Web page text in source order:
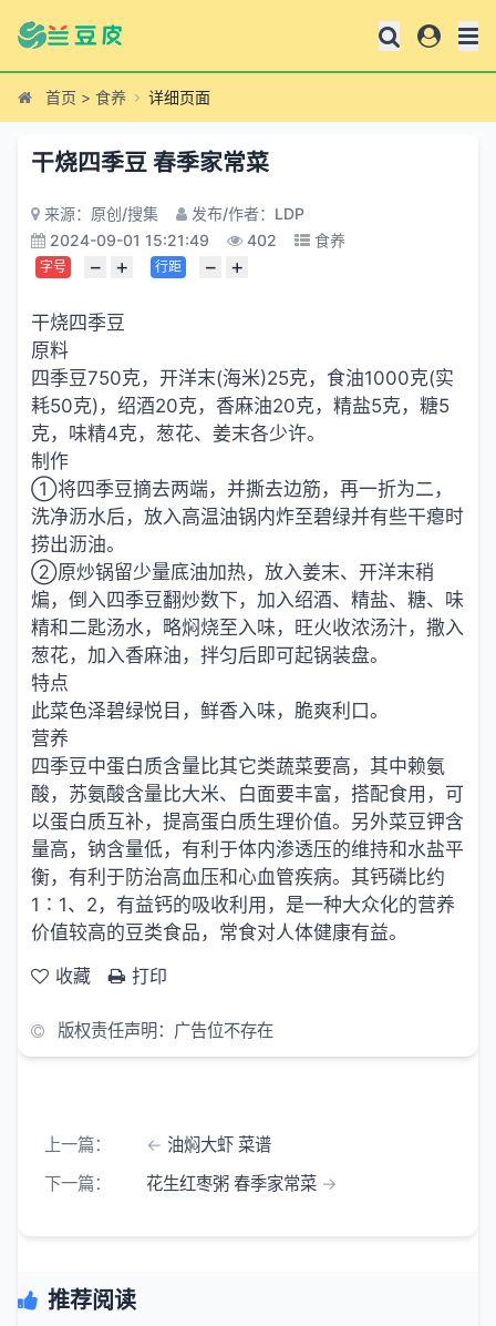
首页 > 食养 详细页面
干烧四季豆 春季家常菜
来源：原创/搜集
发布/作者：LDP
2024-09-01 15:21:49
402 食养
字号 − + 行距 − +
干烧四季豆
原料
四季豆750克，开洋末(海米)25克，食油1000克(实
耗50克)，绍酒20克，香麻油20克，精盐5克，糖5
克，味精4克，葱花、姜末各少许。
制作
①将四季豆摘去两端，并撕去边筋，再一折为二，
洗净沥水后，放入高温油锅内炸至碧绿并有些干瘪时
捞出沥油。
②原炒锅留少量底油加热，放入姜末、开洋末稍
煸，倒入四季豆翻炒数下，加入绍酒、精盐、糖、味
精和二匙汤水，略焖烧至入味，旺火收浓汤汁，撒入
葱花，加入香麻油，拌匀后即可起锅装盘。
特点
此菜色泽碧绿悦目，鲜香入味，脆爽利口。
营养
四季豆中蛋白质含量比其它类蔬菜要高，其中赖氨
酸，苏氨酸含量比大米、白面要丰富，搭配食用，可
以蛋白质互补，提高蛋白质生理价值。另外菜豆钾含
量高，钠含量低，有利于体内渗透压的维持和水盐平
衡，有利于防治高血压和心血管疾病。其钙磷比约
1∶1、2，有益钙的吸收利用，是一种大众化的营养
价值较高的豆类食品，常食对人体健康有益。
收藏
打印
版权责任声明：广告位不存在
上一篇：
油焖大虾 菜谱
下一篇：
花生红枣粥 春季家常菜
推荐阅读